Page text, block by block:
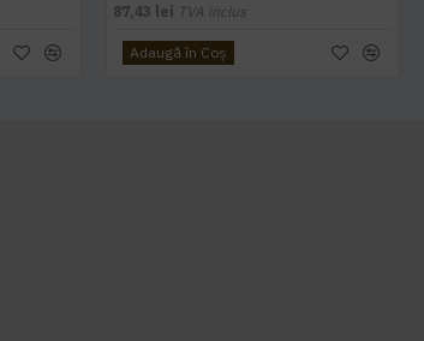
87,43 lei TVA inclus
Adaugă în Coş